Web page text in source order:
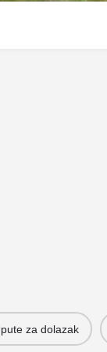
za dolazak